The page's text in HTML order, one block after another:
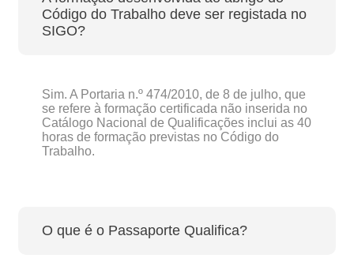
Código do Trabalho deve ser registada no
SIGO?
Sim. A Portaria n.º 474/2010, de 8 de julho, que
se refere à formação certificada não inserida no
Catálogo Nacional de Qualificações inclui as 40
horas de formação previstas no Código do
Trabalho.
O que é o Passaporte Qualifica?